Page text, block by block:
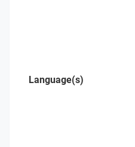
Language(s)